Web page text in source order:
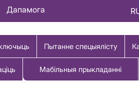
Дапамога
Пытанне спецыялісту
Мабільныя прыкладанні